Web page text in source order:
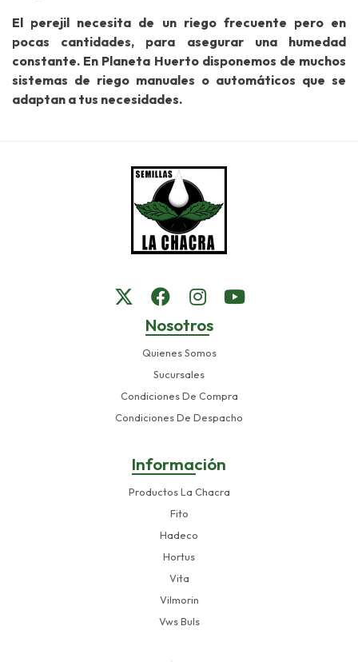
El perejil necesita de un riego frecuente pero en
pocas cantidades, para asegurar una humedad
constante. En Planeta Huerto disponemos de muchos
sistemas de riego manuales o automáticos que se
adaptan a tus necesidades.
Nosotros
Quienes Somos
Sucursales
Condiciones De Compra
Condiciones De Despacho
Información
Productos La Chacra
Fito
Hadeco
Hortus
Vita
Vilmorin
Vws Buls